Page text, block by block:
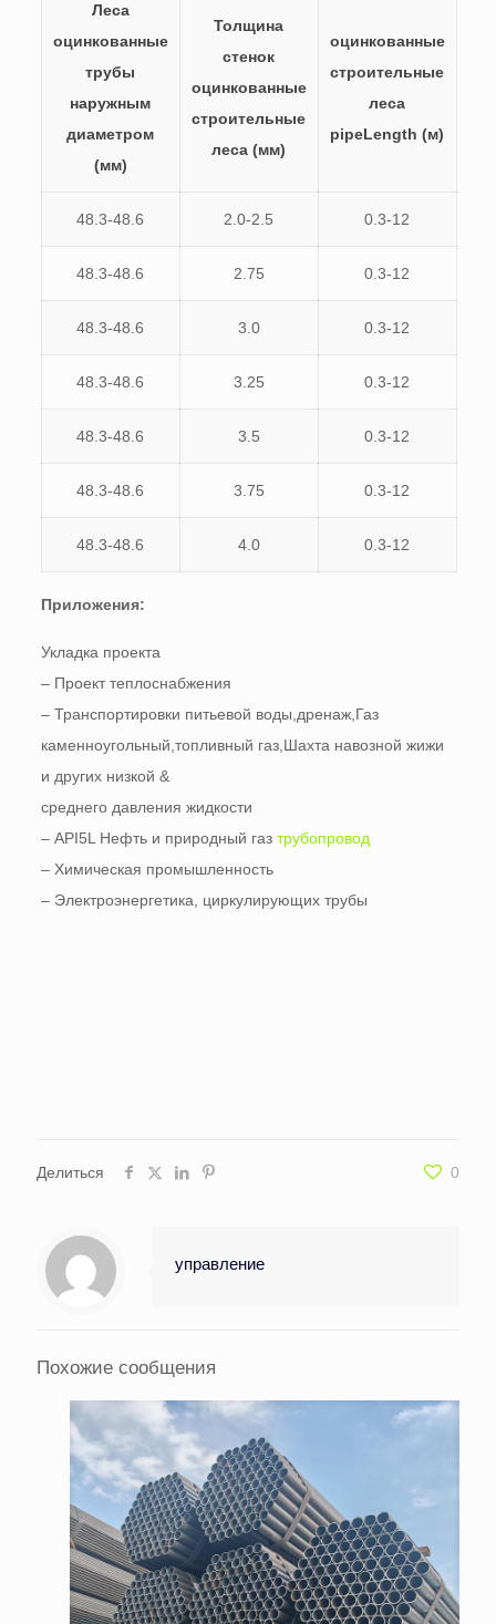
Леса
оцинкованные
трубы
наружным
диаметром
(мм)
Толщина
стенок
оцинкованные
строительные
леса (мм)
оцинкованные
строительные
леса
pipeLength (м)
48.3-48.6 2.0-2.5 0.3-12
48.3-48.6 2.75 0.3-12
48.3-48.6 3.0 0.3-12
48.3-48.6 3.25 0.3-12
48.3-48.6 3.5 0.3-12
48.3-48.6 3.75 0.3-12
48.3-48.6 4.0 0.3-12
Приложения:
Укладка проекта
– Проект теплоснабжения
– Транспортировки питьевой воды,дренаж,Газ
каменноугольный,топливный газ,Шахта навозной жижи
и других низкой &
среднего давления жидкости
– API5L Нефть и природный газ трубопровод
– Химическая промышленность
– Электроэнергетика, циркулирующих трубы
Делиться 0
управление
Похожие сообщения